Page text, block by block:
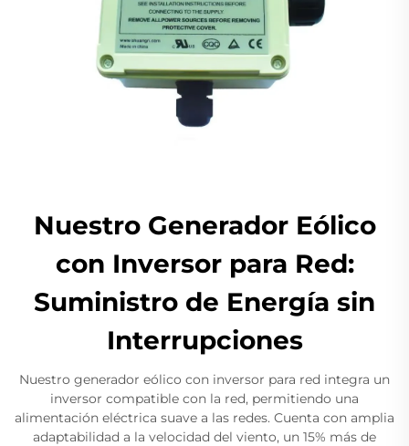
Nuestro Generador Eólico
con Inversor para Red:
Suministro de Energía sin
Interrupciones
Nuestro generador eólico con inversor para red integra un
inversor compatible con la red, permitiendo una
alimentación eléctrica suave a las redes. Cuenta con amplia
adaptabilidad a la velocidad del viento, un 15% más de